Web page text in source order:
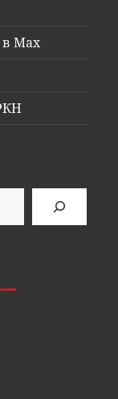
Max